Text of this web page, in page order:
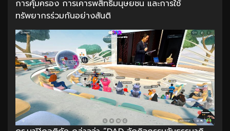
การคุ้มครอง การเคารพสิทธิมนุษยชน และการใช้
ทรัพยากรร่วมกันอย่างสันติ